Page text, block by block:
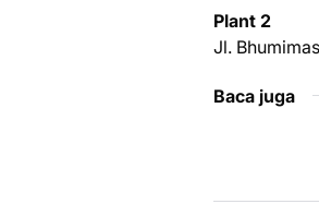
Plаnt 2
Jl.
Baca juga